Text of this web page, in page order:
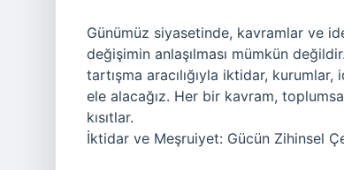
Günümüz siyasetinde, kavramlar ve
değişimin anlaşılması mümkün
tartışma aracılığıyla iktidar,
ele alacağız. Her bir kavram,
kısıtlar.
İktidar ve Meşruiyet: Gücün Zihinsel